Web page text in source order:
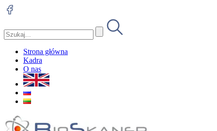
Strona główna
Kadra
O nas